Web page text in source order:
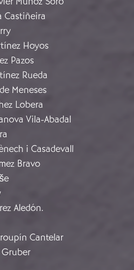
Castiñeira
Hoyos
Pazos
Rueda
Meneses
Lobera
Vila-Abadal
i Casadevall
Bravo
Aledón.
Cantelar